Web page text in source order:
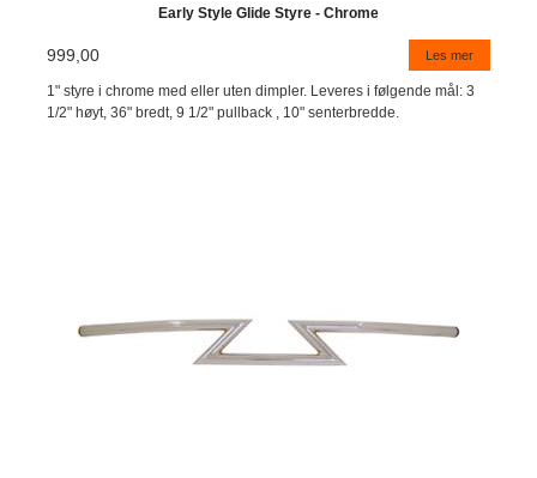
Early Style Glide Styre - Chrome
999,00 Les mer
1" styre i chrome med eller uten dimpler. Leveres i følgende mål: 3
1/2" høyt, 36" bredt, 9 1/2" pullback , 10" senterbredde.